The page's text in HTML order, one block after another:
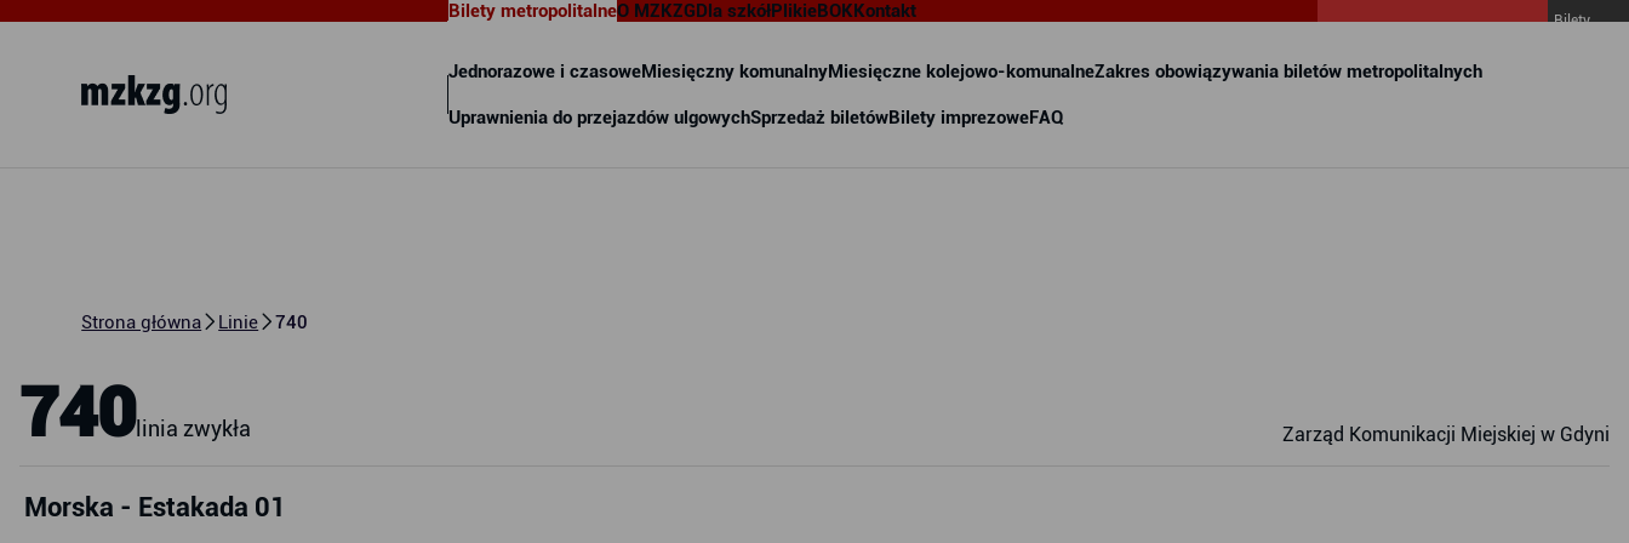
Bilety metropolitalne
Jednorazowe i czasoweMiesięczny komunalnyMiesięczne kolejowo-komunalneZakres obowiązywania biletów metropolitalnych
Uprawnienia do przejazdów ulgowychSprzedaż biletówBilety imprezoweFAQ
O MZKZGDla szkółPlikieBOKKontakt
Bilety
Strona główna Linie 740
740linia zwykła Zarząd Komunikacji Miejskiej w Gdyni
Morska - Estakada 01